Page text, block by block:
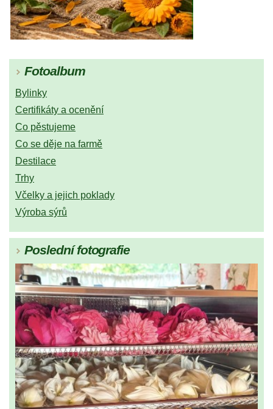
Fotoalbum
Bylinky
Certifikáty a ocenění
Co pěstujeme
Co se děje na farmě
Destilace
Trhy
Včelky a jejich poklady
Výroba sýrů
Poslední fotografie